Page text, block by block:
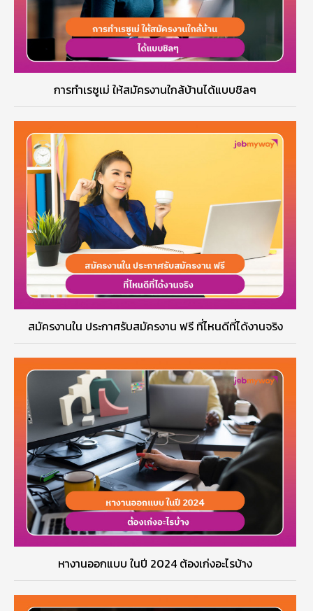
การทำเรซูเม่ ให้สมัครงานใกล้บ้านได้แบบชิลๆ
สมัครงานใน ประกาศรับสมัครงาน ฟรี ที่ไหนดีที่ได้งานจริง
หางานออกแบบ ในปี 2024 ต้องเก่งอะไรบ้าง